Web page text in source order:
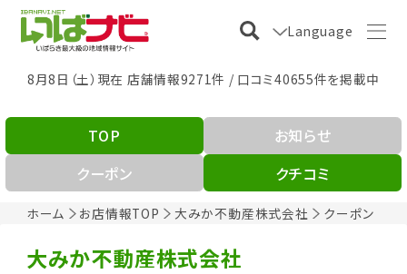
Language
8月8日（土）現在 店舗情報9271件 / 口コミ40655件を掲載中
ホーム お店情報TOP 大みか不動産株式会社 クーポン
TOP
お知らせ
クーポン
クチコミ
大みか不動産株式会社